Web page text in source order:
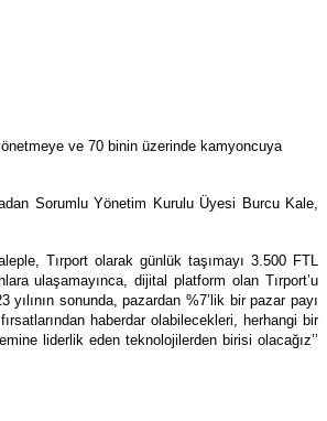
ve 70 binin üzerinde kamyoncuya
Sorumlu Yönetim Kurulu Üyesi Burcu Kale,
Tırport olarak günlük taşımayı 3.500 FTL
ulaşamayınca,dijital platform olanTırport’u
sonunda, pazardan %7’lik bir pazar payı
haberdar olabilecekleri, herhangi bir
liderlik eden teknolojilerden birisi olacağız’’